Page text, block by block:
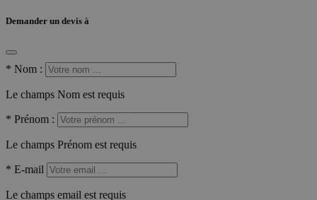
Demander un devis à
* Nom :
Le champs Nom est requis
* Prénom :
Le champs Prénom est requis
* E-mail
Le champs email est requis